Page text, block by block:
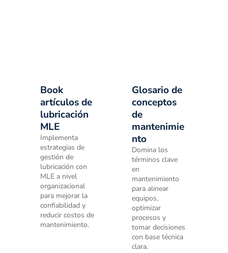
Book
artículos de
lubricación
MLE
Implementa
estrategias de
gestión de
lubricación con
MLE a nivel
organizacional
para mejorar la
confiabilidad y
reducir costos de
mantenimiento.
Glosario de
conceptos
de
mantenimie
nto
Domina los
términos clave
en
mantenimiento
para alinear
equipos,
optimizar
procesos y
tomar decisiones
con base técnica
clara.